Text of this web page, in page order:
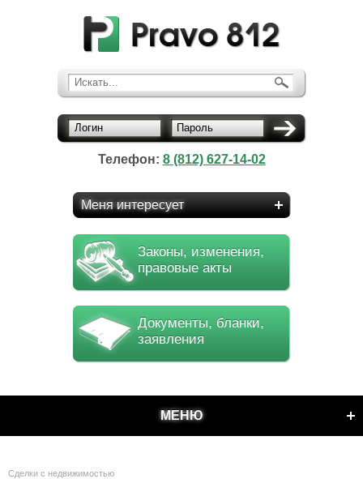
Искать...
Логин Пароль
Телефон: 8 (812) 627-14-02
Меня интересует
Законы, изменения,
правовые акты
Документы, бланки,
заявления
МЕНЮ
Сделки с недвижимостью